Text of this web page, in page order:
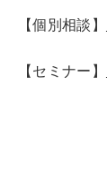
【個別相談】
【セミナー】